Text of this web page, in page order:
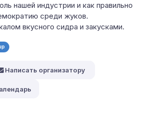
нашей индустрии и как правильно
среди жуков.
вкусного сидра и закусками.
Написать организатору